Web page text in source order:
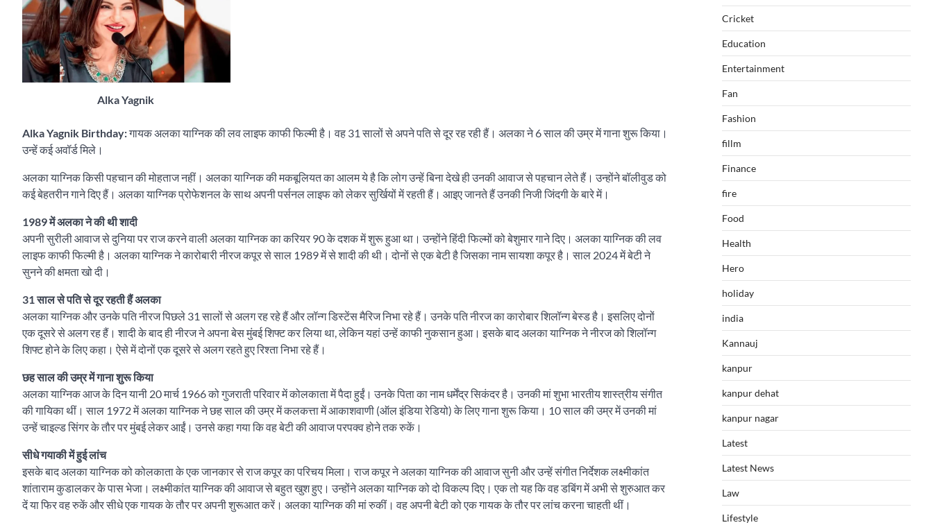
Alka Yagnik
Alka Yagnik Birthday:गायक अलका याग्निक की लव लाइफ काफी फिल्मी है। वह 31 सालों से अपने पति से दूर रह रही हैं। अलका ने 6 साल की उम्र में गाना शुरू किया।
उन्हें कई अवॉर्ड मिले।
अलका याग्निक किसी पहचान की मोहताज नहीं। अलका याग्निक की मकबूलियत का आलम ये है कि लोग उन्हें बिना देखे ही उनकी आवाज से पहचान लेते हैं। उन्होंने बॉलीवुड को
कई बेहतरीन गाने दिए हैं। अलका याग्निक प्रोफेशनल के साथ अपनी पर्सनल लाइफ को लेकर सुर्खियों में रहती हैं। आइए जानते हैं उनकी निजी जिंदगी के बारे में।
1989 में अलका ने की थी शादी
अपनी सुरीली आवाज से दुनिया पर राज करने वाली अलका याग्निक का करियर 90 के दशक में शुरू हुआ था। उन्होंने हिंदी फिल्मों को बेशुमार गाने दिए। अलका याग्निक की लव
लाइफ काफी फिल्मी है। अलका याग्निक ने कारोबारी नीरज कपूर से साल 1989 में से शादी की थी। दोनों से एक बेटी है जिसका नाम सायशा कपूर है। साल 2024 में बेटी ने
सुनने की क्षमता खो दी।
31 साल से पति से दूर रहती हैं अलका
अलका याग्निक और उनके पति नीरज पिछले 31 सालों से अलग रह रहे हैं और लॉन्ग डिस्टेंस मैरिज निभा रहे हैं। उनके पति नीरज का कारोबार शिलॉन्ग बेस्ड है। इसलिए दोनों
एक दूसरे से अलग रह हैं। शादी के बाद ही नीरज ने अपना बेस मुंबई शिफ्ट कर लिया था, लेकिन यहां उन्हें काफी नुकसान हुआ। इसके बाद अलका याग्निक ने नीरज को शिलॉन्ग
शिफ्ट होने के लिए कहा। ऐसे में दोनों एक दूसरे से अलग रहते हुए रिश्ता निभा रहे हैं।
छह साल की उम्र में गाना शुरू किया
अलका याग्निक आज के दिन यानी 20 मार्च 1966 को गुजराती परिवार में कोलकाता में पैदा हुईं। उनके पिता का नाम धर्मेंद्र सिकंदर है। उनकी मां शुभा भारतीय शास्त्रीय संगीत
की गायिका थीं। साल 1972 में अलका याग्निक ने छह साल की उम्र में कलकत्ता में आकाशवाणी (ऑल इंडिया रेडियो) के लिए गाना शुरू किया। 10 साल की उम्र में उनकी मां
उन्हें चाइल्ड सिंगर के तौर पर मुंबई लेकर आईं। उनसे कहा गया कि वह बेटी की आवाज परपक्व होने तक रुकें।
सीधे गयाकी में हुई लांच
इसके बाद अलका याग्निक को कोलकाता के एक जानकार से राज कपूर का परिचय मिला। राज कपूर ने अलका याग्निक की आवाज सुनी और उन्हें संगीत निर्देशक लक्ष्मीकांत
शांताराम कुडालकर के पास भेजा। लक्ष्मीकांत याग्निक की आवाज से बहुत खुश हुए। उन्होंने अलका याग्निक को दो विकल्प दिए। एक तो यह कि वह डबिंग में अभी से शुरुआत कर
दें या फिर वह रुकें और सीधे एक गायक के तौर पर अपनी शुरूआत करें। अलका याग्निक की मां रुकीं। वह अपनी बेटी को एक गायक के तौर पर लांच करना चाहती थीं।
Cricket
Education
Entertainment
Fan
Fashion
fillm
Finance
fire
Food
Health
Hero
holiday
india
Kannauj
kanpur
kanpur dehat
kanpur nagar
Latest
Latest News
Law
Lifestyle